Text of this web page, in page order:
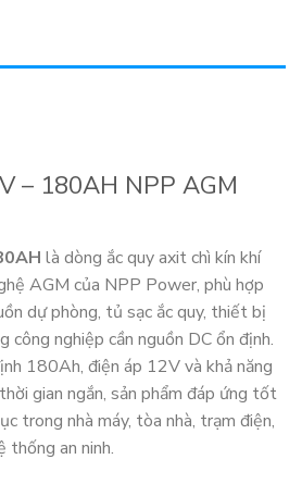
– 180AH NPP AGM
là dòng ắc quy axit chì kín khí
AGM của NPP Power, phù hợp
dự phòng, tủ sạc ắc quy, thiết bị
công nghiệp cần nguồn DC ổn định.
180Ah, điện áp 12V và khả năng
gian ngắn, sản phẩm đáp ứng tốt
trong nhà máy, tòa nhà, trạm điện,
thống an ninh.